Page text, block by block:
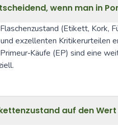
wenn man in
(Etikett,
exzellenten Kritikerurteilen
(EP) sind eine
auf den